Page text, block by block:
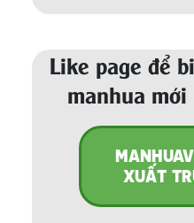
Like page để
manhua
XUẤT